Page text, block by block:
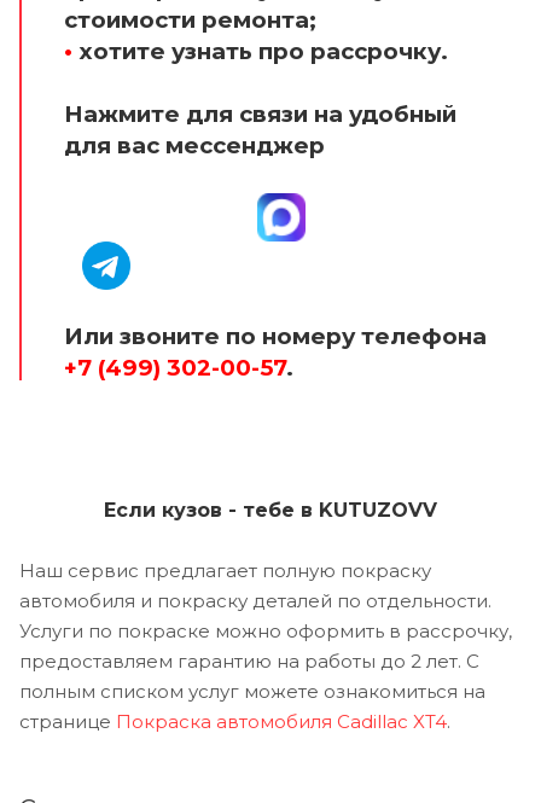
стоимости ремонта;
• хотите узнать про рассрочку.
Нажмите для связи на удобный
для вас мессенджер
Или звоните по номеру телефона
+7 (499) 302-00-57.
Если кузов - тебе в KUTUZOVV
Наш сервис предлагает полную покраску
автомобиля и покраску деталей по отдельности.
Услуги по покраске можно оформить в рассрочку,
предоставляем гарантию на работы до 2 лет. С
полным списком услуг можете ознакомиться на
странице Покраска автомобиля Cadillac XT4.